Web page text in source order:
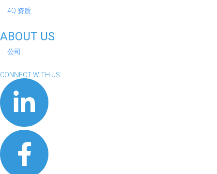
4Q 资质
ABOUT US
公司
CONNECT WITH US